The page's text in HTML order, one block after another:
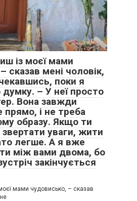
0
із моєї мами
сказав мені чоловік,
поки я
думку. – У неї просто
Вона завжди
прямо, і не треба
образу. Якщо ти
уваги, жити
легше. А я вже
між вами двома, бо
закінчується
мами чудовисько, – сказав